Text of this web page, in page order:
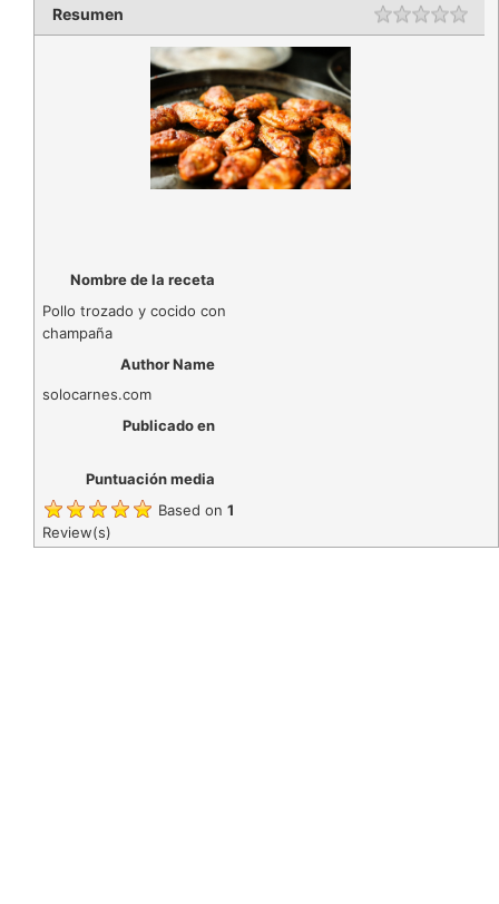
Resumen Rating 1
2
3
4
5
Nombre de la receta
Pollo trozado y cocido con
champaña
Author Name
solocarnes.com
Publicado en
Puntuación media
Based on 1
Review(s)